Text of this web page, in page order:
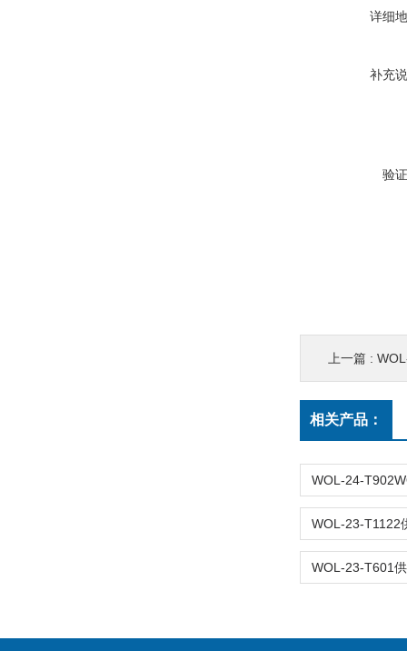
详细
补充
验
上一篇 :
相关产品：